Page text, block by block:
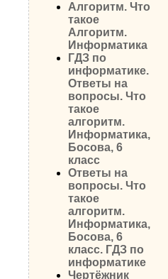
Алгоритм. Что
такое
Алгоритм.
Информатика
ГДЗ по
информатике.
Ответы на
вопросы. Что
такое
алгоритм.
Информатика,
Босова, 6
класс
Ответы на
вопросы. Что
такое
алгоритм.
Информатика,
Босова, 6
класс. ГДЗ по
информатике
Чертёжник